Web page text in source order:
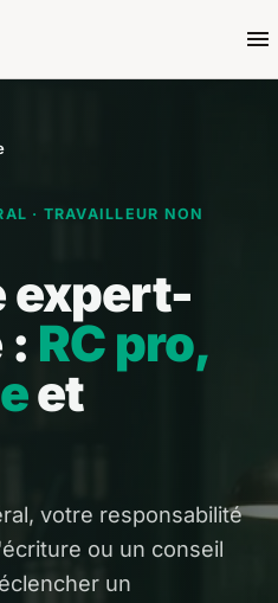
· TRAVAILLEUR NON
expert-
: RC pro,
et
votre responsabilité
ou un conseil
un